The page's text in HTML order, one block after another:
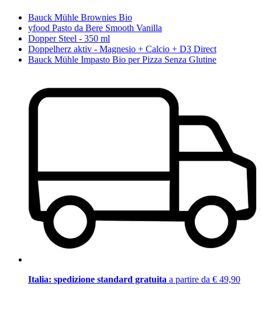
Bauck Mühle Brownies Bio
yfood Pasto da Bere Smooth Vanilla
Dopper Steel - 350 ml
Doppelherz aktiv - Magnesio + Calcio + D3 Direct
Bauck Mühle Impasto Bio per Pizza Senza Glutine
Italia: spedizione standard gratuita a partire da € 49,90